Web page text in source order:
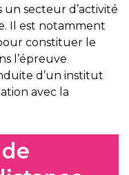
un secteur d’activité
Il est notamment
constituer le
l’épreuve
d’un institut
avec la